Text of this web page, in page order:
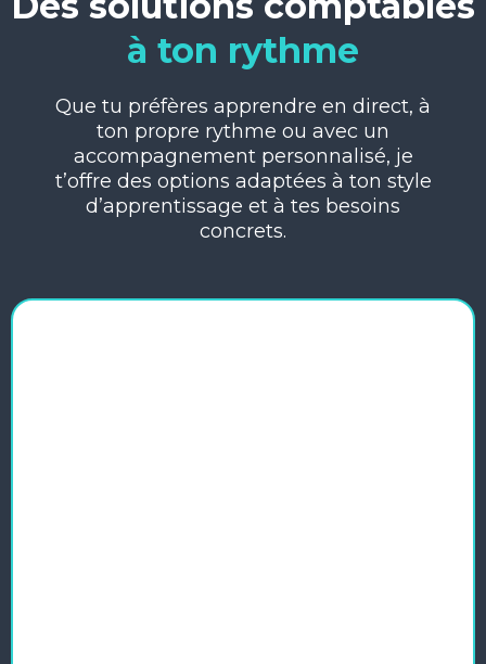
à ton rythme
Que tu préfères apprendre en direct, à
ton propre rythme ou avec un
accompagnement personnalisé, je
t’offre des options adaptées à ton style
d’apprentissage et à tes besoins
concrets.